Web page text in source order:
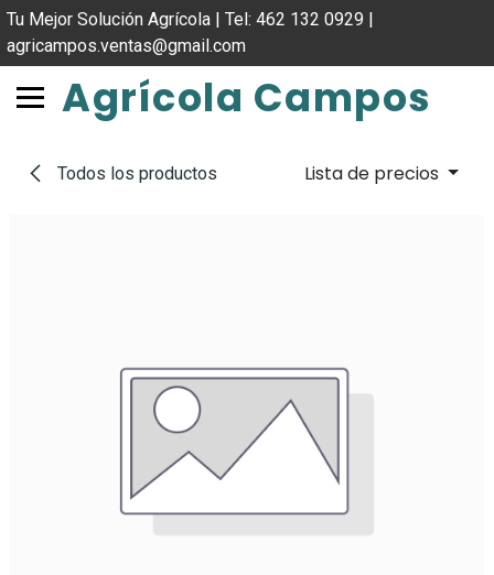
Tu Mejor Solución Agrícola | Tel: 462 132 0929 |
agricampos.ventas@gmail.com
Agrícola Campos
Todos los productos Lista de precios